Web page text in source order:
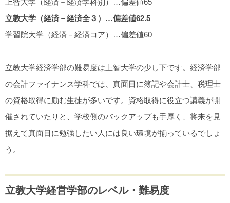
上智大学（経済－経済学科別）…偏差値65
立教大学（経済－経済全３）…偏差値62.5
学習院大学（経済－経済コア）…偏差値60
立教大学経済学部の難易度は上智大学の少し下です。経済学部
の会計ファイナンス学科では、真面目に簿記や会計士、税理士
の資格取得に励む生徒が多いです。資格取得に役立つ講義が開
催されていたりと、学校側のバックアップも手厚く、将来を見
据えて真面目に勉強したい人には良い環境が揃っているでしょ
う。
立教大学経営学部のレベル・難易度